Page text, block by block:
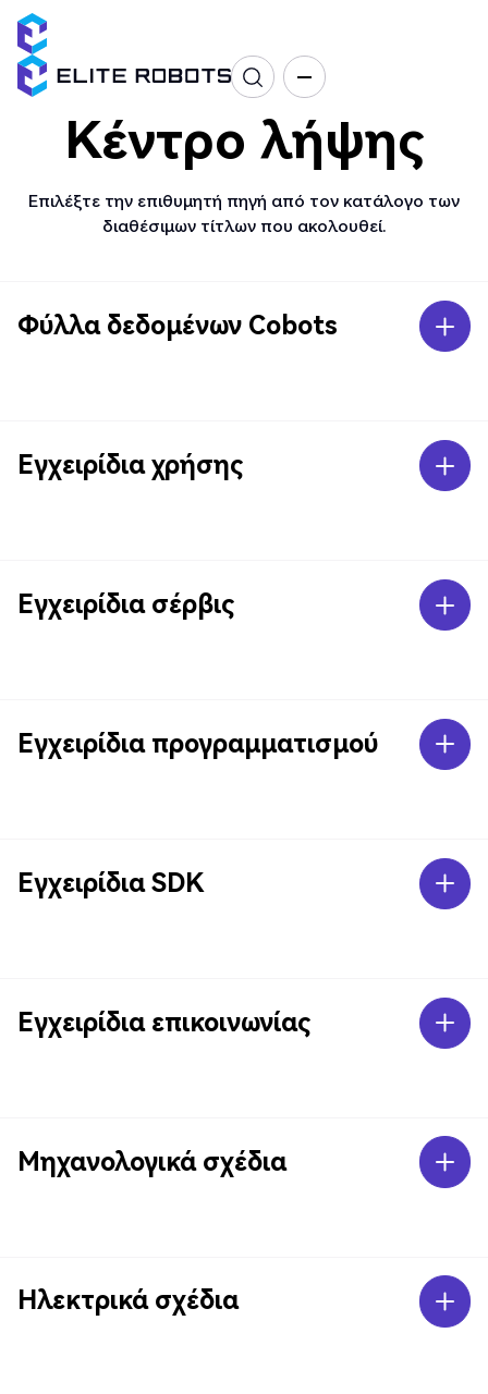
Κέντρο λήψης
Επιλέξτε την επιθυμητή πηγή από τον κατάλογο των
διαθέσιμων τίτλων που ακολουθεί.
Φύλλα δεδομένων Cobots
Εγχειρίδια χρήσης
Εγχειρίδια σέρβις
Εγχειρίδια προγραμματισμού
Εγχειρίδια SDK
Εγχειρίδια επικοινωνίας
Μηχανολογικά σχέδια
Ηλεκτρικά σχέδια